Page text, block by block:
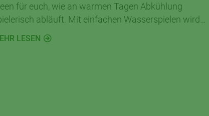
für euch, wie an warmen Tagen Abkühlung
abläuft. Mit einfachen Wasserspielen wird
Garten oder Balkon zur spritzigen Abenteuerwelt.
LESEN